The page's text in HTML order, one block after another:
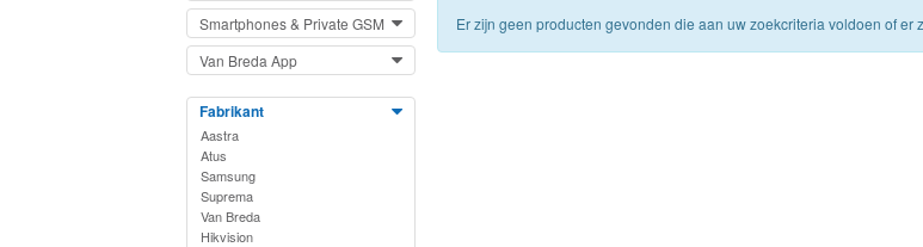
Smartphones & Private GSM
Van Breda App
Fabrikant
Aastra
Atus
Samsung
Suprema
Van Breda
Hikvision
Er zijn geen producten gevonden die aan uw zoekcriteria voldoen of er